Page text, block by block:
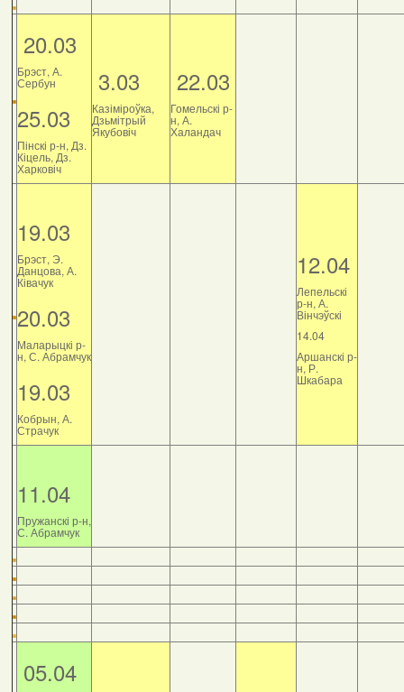
20.03
Брэст, А.
Сербун
25.03
Пінскі р-н, Дз.
Кіцель, Дз.
Харковіч
3.03
Казіміроўка,
Дзьмітрый
Якубовіч
22.03
Гомельскі р-
н, А.
Халандач
19.03
Брэст, Э.
Данцова, А.
Ківачук
20.03
Маларыцкі р-
н, С. Абрамчук
19.03
Кобрын, А.
Страчук
12.04
Лепельскі
р-н, А.
Вінчэўскі
14.04
Аршанскі р-
н, Р.
Шкабара
11.04
Пружанскі р-н,
С. Абрамчук
05.04